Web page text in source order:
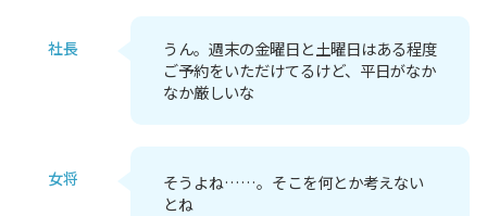
社長
うん。週末の金曜日と土曜日はある程度
ご予約をいただけてるけど、平日がなか
なか厳しいな
女将
そうよね……。そこを何とか考えない
とね